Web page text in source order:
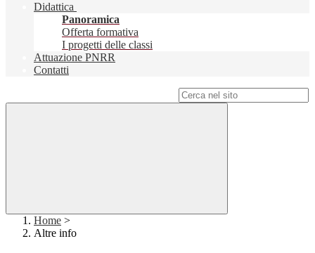
Didattica
Panoramica
Offerta formativa
I progetti delle classi
Attuazione PNRR
Contatti
Home >
Altre info